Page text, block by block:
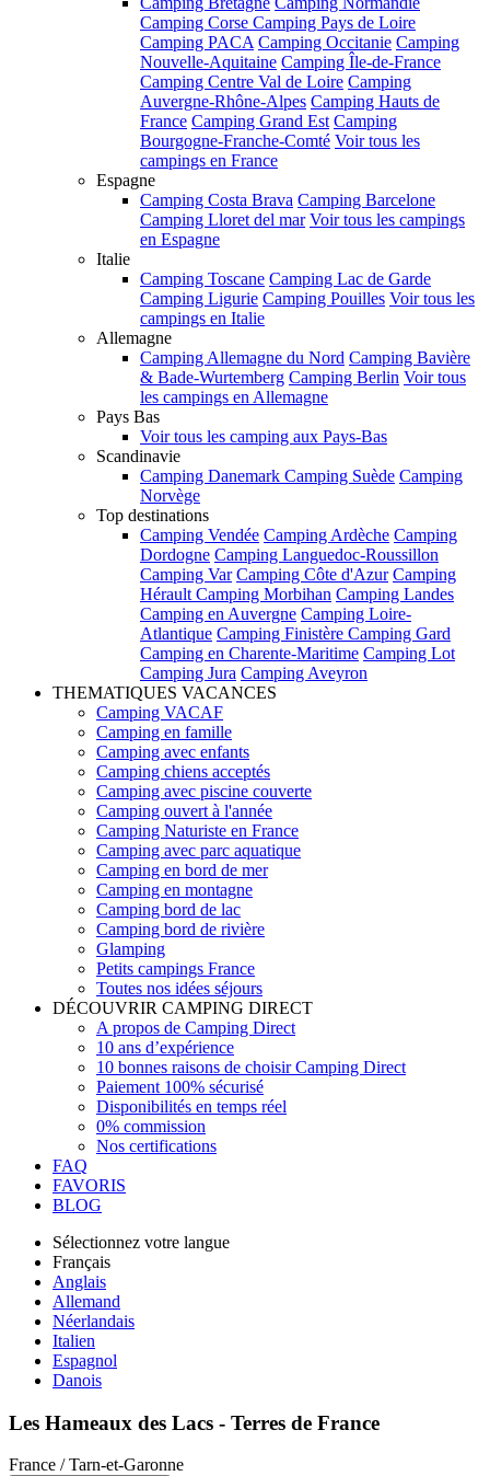
Camping Corse Camping Pays de Loire
Camping PACA Camping Occitanie Camping
Nouvelle-Aquitaine Camping Île-de-France
Camping Centre Val de Loire Camping
Auvergne-Rhône-Alpes Camping Hauts de
France Camping Grand Est Camping
Bourgogne-Franche-Comté Voir tous les
campings en France
Espagne
Camping Costa Brava Camping Barcelone
Camping Lloret del mar Voir tous les campings
en Espagne
Italie
Camping Toscane Camping Lac de Garde
Camping Ligurie Camping Pouilles Voir tous les
campings en Italie
Allemagne
Camping Allemagne du Nord Camping Bavière
& Bade-Wurtemberg Camping Berlin Voir tous
les campings en Allemagne
Pays Bas
Voir tous les camping aux Pays-Bas
Scandinavie
Camping Danemark Camping Suède Camping
Norvège
Top destinations
Camping Vendée Camping Ardèche Camping
Dordogne Camping Languedoc-Roussillon
Camping Var Camping Côte d'Azur Camping
Hérault Camping Morbihan Camping Landes
Camping en Auvergne Camping Loire-
Atlantique Camping Finistère Camping Gard
Camping en Charente-Maritime Camping Lot
Camping Jura Camping Aveyron
THEMATIQUES VACANCES
Camping VACAF
Camping en famille
Camping avec enfants
Camping chiens acceptés
Camping avec piscine couverte
Camping ouvert à l'année
Camping Naturiste en France
Camping avec parc aquatique
Camping en bord de mer
Camping en montagne
Camping bord de lac
Camping bord de rivière
Glamping
Petits campings France
Toutes nos idées séjours
DÉCOUVRIR CAMPING DIRECT
A propos de Camping Direct
10 ans d’expérience
10 bonnes raisons de choisir Camping Direct
Paiement 100% sécurisé
Disponibilités en temps réel
0% commission
Nos certifications
FAQ
FAVORIS
BLOG
Sélectionnez votre langue
Français
Anglais
Allemand
Néerlandais
Italien
Espagnol
Danois
Les Hameaux des Lacs - Terres de France
France / Tarn-et-Garonne